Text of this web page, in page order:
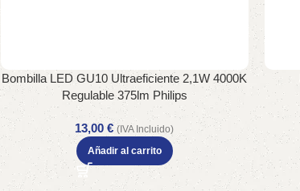
Bombilla LED GU10 Ultraeficiente 2,1W 4000K
Regulable 375lm Philips
13,00€ (IVA Incluido)
Añadir al carrito